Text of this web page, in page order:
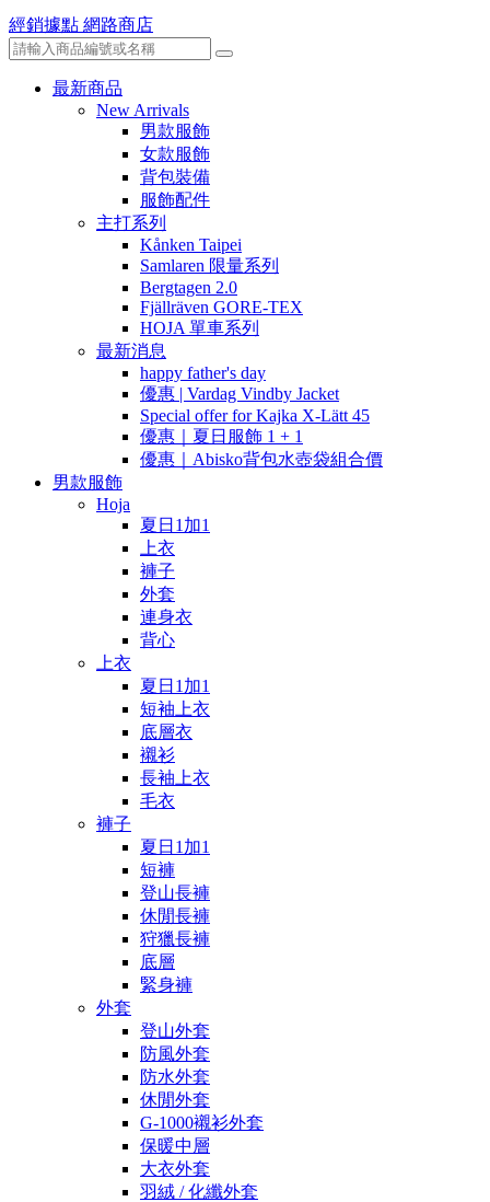
經銷據點 網路商店
最新商品
New Arrivals
男款服飾
女款服飾
背包裝備
服飾配件
主打系列
Kånken Taipei
Samlaren 限量系列
Bergtagen 2.0
Fjällräven GORE-TEX
HOJA 單車系列
最新消息
happy father's day
優惠 | Vardag Vindby Jacket
Special offer for Kajka X-Lätt 45
優惠｜夏日服飾 1 + 1
優惠｜Abisko背包水壺袋組合價
男款服飾
Hoja
夏日1加1
上衣
褲子
外套
連身衣
背心
上衣
夏日1加1
短袖上衣
底層衣
襯衫
長袖上衣
毛衣
褲子
夏日1加1
短褲
登山長褲
休閒長褲
狩獵長褲
底層
緊身褲
外套
登山外套
防風外套
防水外套
休閒外套
G-1000襯衫外套
保暖中層
大衣外套
羽絨 / 化纖外套